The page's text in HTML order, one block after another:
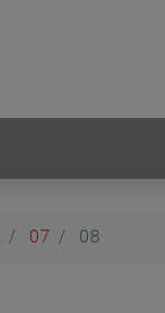
07 08